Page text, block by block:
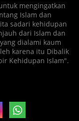
mengingatkan
Islam dan
sadari kehidupan
dari Islam dan
dialami kaum
karena itu Dibalik
Kehidupan Islam".